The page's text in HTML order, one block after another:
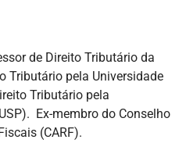
de Direito Tributário da
Tributário pela Universidade
Tributário pela
Ex-membro do Conselho
(CARF).